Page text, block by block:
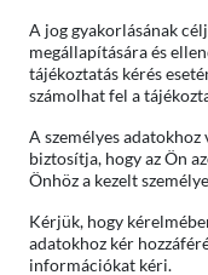
A jog gyakorlásának
megállapítására és
tájékoztatás kérés
számolhat fel a
A személyes
biztosítja, hogy az Ön
Önhöz a kezelt
Kérjük, hogy
adatokhoz kér
információkat kéri.